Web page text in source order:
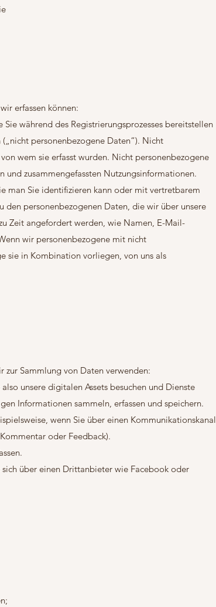
erfassen können:
während des Registrierungsprozesses bereitstellen
personenbezogene Daten“). Nicht
wem sie erfasst wurden. Nicht personenbezogene
und zusammengefassten Nutzungsinformationen.
man Sie identifizieren kann oder mit vertretbarem
den personenbezogenen Daten, die wir über unsere
Zeit angefordert werden, wie Namen, E-Mail-
wir personenbezogene mit nicht
sie in Kombination vorliegen, von uns als
Sammlung von Daten verwenden:
unsere digitalen Assets besuchen und Dienste
Informationen sammeln, erfassen und speichern.
wenn Sie über einen Kommunikationskanal
oder Feedback).
sich über einen Drittanbieter wie Facebook oder